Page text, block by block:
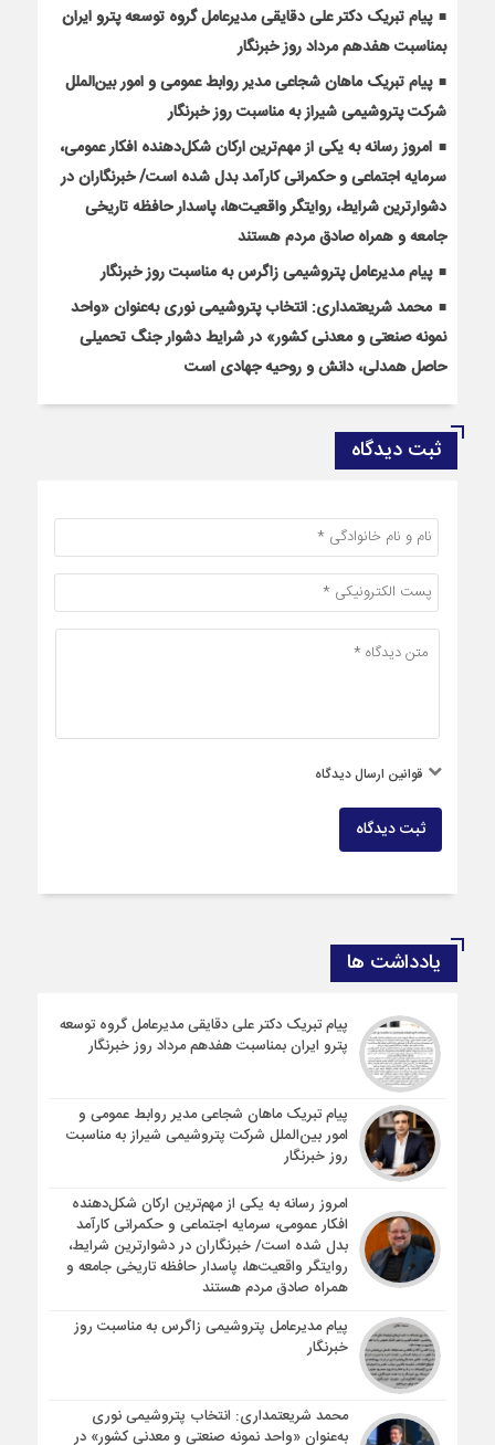
پیام تبریک دکتر علی دقایقی مدیرعامل گروه توسعه پترو ایران
بمناسبت هفدهم مرداد روز خبرنگار
پیام تبریک ماهان شجاعی مدیر روابط عمومی و امور بین‌الملل
شرکت پتروشیمی شیراز به مناسبت روز خبرنگار
امروز رسانه به یکی از مهم‌ترین ارکان شکل‌دهنده افکار عمومی،
سرمایه اجتماعی و حکمرانی کارآمد بدل شده است/ خبرنگاران در
دشوارترین شرایط، روایتگر واقعیت‌ها، پاسدار حافظه تاریخی
جامعه و همراه صادق مردم هستند
پیام مدیرعامل پتروشیمی زاگرس به مناسبت روز خبرنگار
محمد شریعتمداری: انتخاب پتروشیمی نوری به‌عنوان «واحد
نمونه صنعتی و معدنی کشور» در شرایط دشوار جنگ تحمیلی
حاصل همدلی، دانش و روحیه جهادی است
ثبت دیدگاه
قوانین ارسال دیدگاه
ثبت دیدگاه
یادداشت ها
پیام تبریک دکتر علی دقایقی مدیرعامل گروه توسعه
پترو ایران بمناسبت هفدهم مرداد روز خبرنگار
پیام تبریک ماهان شجاعی مدیر روابط عمومی و
امور بین‌الملل شرکت پتروشیمی شیراز به مناسبت
روز خبرنگار
امروز رسانه به یکی از مهم‌ترین ارکان شکل‌دهنده
افکار عمومی، سرمایه اجتماعی و حکمرانی کارآمد
بدل شده است/ خبرنگاران در دشوارترین شرایط،
روایتگر واقعیت‌ها، پاسدار حافظه تاریخی جامعه و
همراه صادق مردم هستند
پیام مدیرعامل پتروشیمی زاگرس به مناسبت روز
خبرنگار
محمد شریعتمداری: انتخاب پتروشیمی نوری
به‌عنوان «واحد نمونه صنعتی و معدنی کشور» در